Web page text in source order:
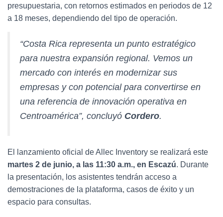
presupuestaria, con retornos estimados en periodos de 12
a 18 meses, dependiendo del tipo de operación.
“Costa Rica representa un punto estratégico
para nuestra expansión regional. Vemos un
mercado con interés en modernizar sus
empresas y con potencial para convertirse en
una referencia de innovación operativa en
Centroamérica”, concluyó Cordero.
El lanzamiento oficial de Allec Inventory se realizará este
martes 2 de junio, a las 11:30 a.m., en Escazú. Durante
la presentación, los asistentes tendrán acceso a
demostraciones de la plataforma, casos de éxito y un
espacio para consultas.